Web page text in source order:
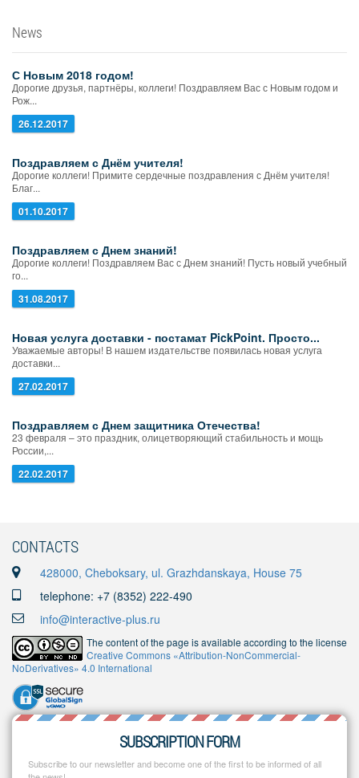
News
С Новым 2018 годом!
Дорогие друзья, партнёры, коллеги! Поздравляем Вас с Новым годом и
Рож...
26.12.2017
Поздравляем с Днём учителя!
Дорогие коллеги! Примите сердечные поздравления с Днём учителя!
Благ...
01.10.2017
Поздравляем с Днем знаний!
Дорогие коллеги! Поздравляем Вас с Днем знаний! Пусть новый учебный
го...
31.08.2017
Новая услуга доставки - постамат PickPoint. Просто...
Уважаемые авторы! В нашем издательстве появилась новая услуга
доставки...
27.02.2017
Поздравляем с Днем защитника Отечества!
23 февраля – это праздник, олицетворяющий стабильность и мощь
России,...
22.02.2017
CONTACTS
428000, Cheboksary, ul. Grazhdanskaya, House 75
telephone: +7 (8352) 222-490
info@interactive-plus.ru
The content of the page is available according to the license
Creative Commons «Attribution-NonCommercial-
NoDerivatives» 4.0 International
SUBSCRIPTION FORM
Subscribe to our newsletter and become one of the first to be informed of all